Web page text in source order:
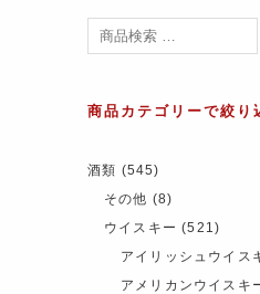
商品カテゴリーで絞り
酒類 (545)
その他 (8)
ウイスキー (521)
アイリッシュウイス
アメリカンウイスキ